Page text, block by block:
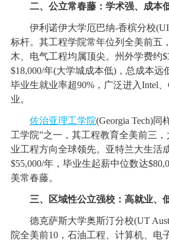
二、公立常春藤：学术强、成本
伊利诺伊大学厄巴纳-香槟分校
标杆。其工程学院常年位列全美前五
木、电气工程均属顶尖。州外学费约
$18,000/年(大学城成本低)，总成本远
毕业生就业率超90%，广泛进入Intel、
业。
佐治亚理工学院(Georgia Tech)同
工学院”之一，其工程教育全美前三
业工程方向全球领先。亚特兰大生活
$55,000/年，毕业生起薪中位数达
美常春藤。
三、区域性公立强校：高就业、
德克萨斯大学奥斯汀分校(UT
院全美前10，石油工程、计算机、电